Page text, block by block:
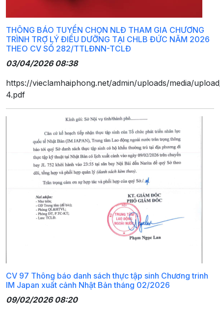
THÔNG BÁO TUYỂN CHỌN NLĐ THAM GIA CHƯƠNG
TRÌNH TRỢ LÝ ĐIỀU DƯỠNG TẠI CHLB ĐỨC NĂM 2026
THEO CV SỐ 282/TTLĐNN-TCLĐ
03/04/2026 08:38
https://vieclamhaiphong.net/admin/uploads/media/
4.pdf
CV 97 Thông báo danh sách thực tập sinh Chương trinh
IM Japan xuất cảnh Nhật Bản tháng 02/2026
09/02/2026 08:20